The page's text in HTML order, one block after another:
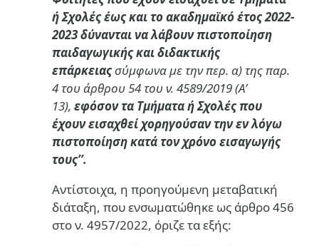
ή Σχολές έως και το ακαδημαϊκό έτος 2022-
2023 δύνανται να λάβουν πιστοποίηση
παιδαγωγικής και διδακτικής
επάρκειαςσύμφωνα με την περ. α) της παρ.
4 του άρθρου 54 του ν. 4589/2019 (Α’
13), εφόσον τα Τμήματα ή Σχολές που
έχουν εισαχθεί χορηγούσαν την εν λόγω
πιστοποίηση κατά τον χρόνο εισαγωγής
τους’’.
Αντίστοιχα, η προηγούμενη μεταβατική
διάταξη, που ενσωματώθηκε ως άρθρο 456
στο ν. 4957/2022, όριζε τα εξής: